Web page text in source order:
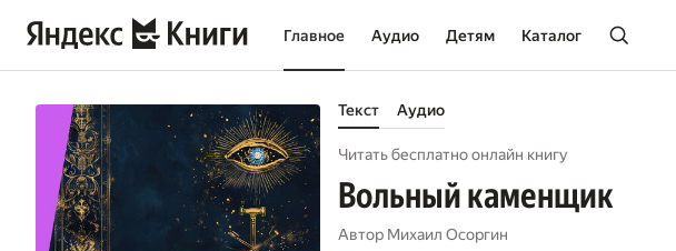
Главное Аудио Детям Каталог
Текст Аудио
Читать бесплатно онлайн книгу
Вольный каменщик
Автор Михаил Осоргин